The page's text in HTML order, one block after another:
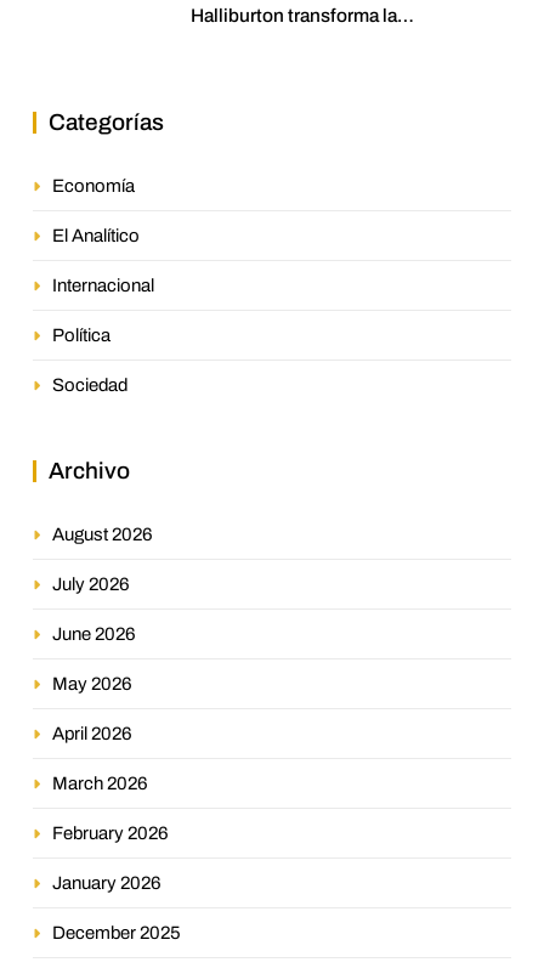
Halliburton transforma la
Categorías
Economía
El Analítico
Internacional
Política
Sociedad
Archivo
August 2026
July 2026
June 2026
May 2026
April 2026
March 2026
February 2026
January 2026
December 2025